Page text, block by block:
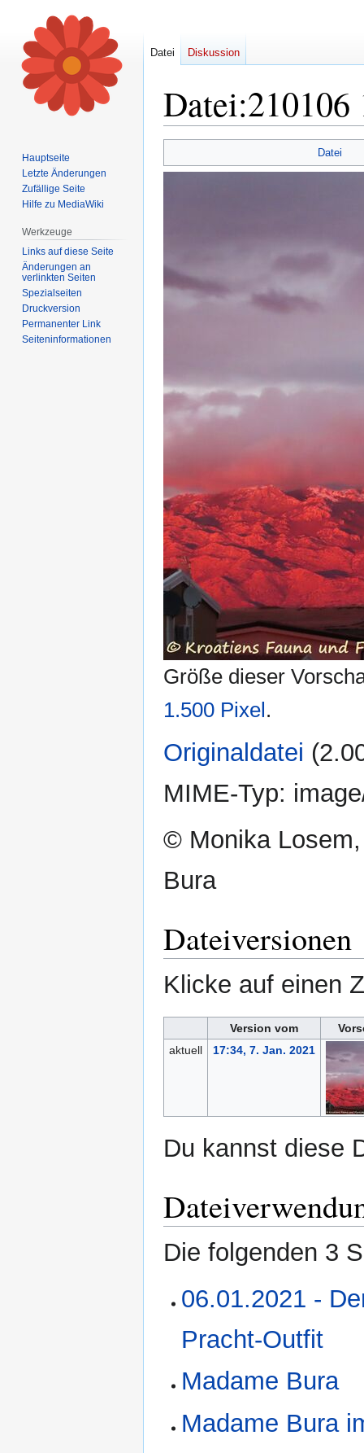
Datei:210106
Navigation
Suche
Datei
Größe dieser
1.500 Pixel.
Originaldatei
MIME-Typ:
© Monika
Bura
Dateiversionen
Klicke auf einen
Version vom
aktuell
17:34, 7. Jan. 2021
Du kannst diese
Die folgenden 3
06.01.2021 -
Pracht-Outfit
Madame Bura
Madame Bura
Datei Diskussion
Hauptseite
Letzte Änderungen
Zufällige Seite
Hilfe zu MediaWiki
Werkzeuge
Links auf diese Seite
Änderungen an
verlinkten Seiten
Spezialseiten
Druckversion
Permanenter Link
Seiten­informationen